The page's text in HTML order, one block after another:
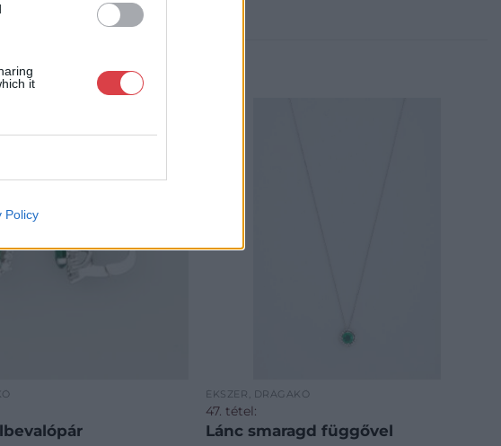
it
Policy
ÉKSZER, DRÁGAKŐ
47. tétel:
Lánc smaragd függővel